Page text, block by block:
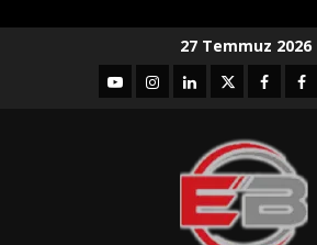
27 Temmuz 2026
YouTubeInstagram
LinkedIntwitter